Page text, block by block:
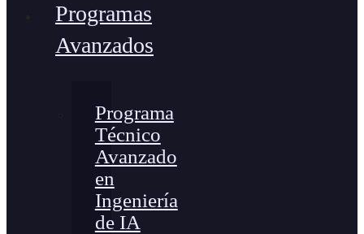
Programas
Avanzados
Programa
Técnico
Avanzado
en
Ingeniería
de IA